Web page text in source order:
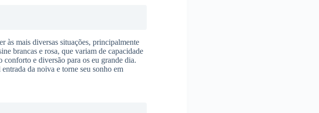
às mais diversas situações, principalmente
brancas e rosa, que variam de capacidade
conforto e diversão para os eu grande dia.
da noiva e torne seu sonho em